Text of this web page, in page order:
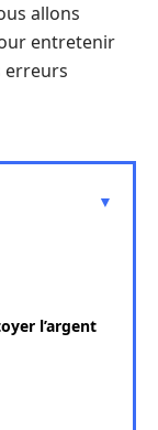
allons
entretenir
erreurs
l’argent